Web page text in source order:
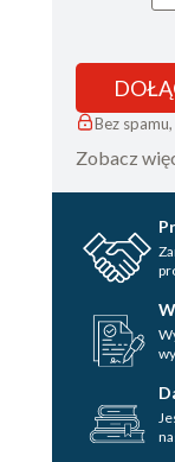
Bez
Zobacz